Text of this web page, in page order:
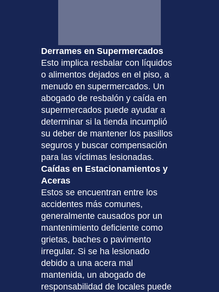
Derrames en Supermercados
Esto implica resbalar con líquidos
o alimentos dejados en el piso, a
menudo en supermercados. Un
abogado de resbalón y caída en
supermercados puede ayudar a
determinar si la tienda incumplió
su deber de mantener los pasillos
seguros y buscar compensación
para las víctimas lesionadas.
Caídas en Estacionamientos y
Aceras
Estos se encuentran entre los
accidentes más comunes,
generalmente causados por un
mantenimiento deficiente como
grietas, baches o pavimento
irregular. Si se ha lesionado
debido a una acera mal
mantenida, un abogado de
responsabilidad de locales puede